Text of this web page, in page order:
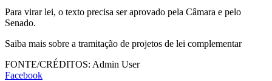
Para virar lei, o texto precisa ser aprovado pela Câmara e pelo
Senado.
Saiba mais sobre a tramitação de projetos de lei complementar
FONTE/CRÉDITOS: Admin User
Facebook